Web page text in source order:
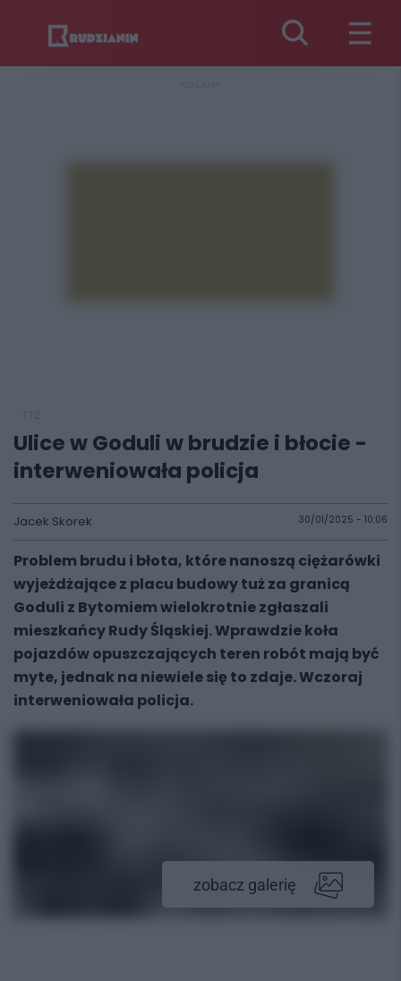
Ulice w Goduli w brudzie i błocie -
interweniowała policja
Jacek Skorek 30/01/2025 - 10:06
Problem brudu i błota, które nanoszą ciężarówki
wyjeżdżające z placu budowy tuż za granicą
Goduli z Bytomiem wielokrotnie zgłaszali
mieszkańcy Rudy Śląskiej. Wprawdzie koła
pojazdów opuszczających teren robót mają być
myte, jednak na niewiele się to zdaje. Wczoraj
interweniowała policja.
zobacz galerię